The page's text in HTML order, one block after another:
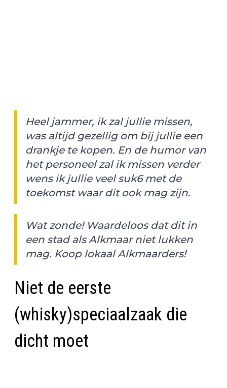
Heel jammer, ik zal jullie missen,
was altijd gezellig om bij jullie een
drankje te kopen. En de humor van
het personeel zal ik missen verder
wens ik jullie veel suk6 met de
toekomst waar dit ook mag zijn.
Wat zonde! Waardeloos dat dit in
een stad als Alkmaar niet lukken
mag. Koop lokaal Alkmaarders!
Niet de eerste
(whisky)speciaalzaak die
dicht moet